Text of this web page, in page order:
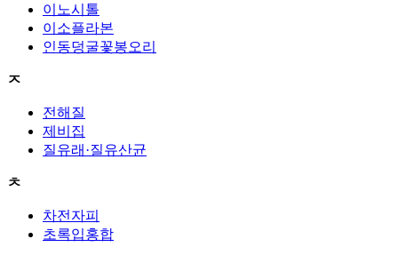
이노시톨
이소플라본
인동덩굴꽃봉오리
ㅈ
전해질
제비집
질유래·질유산균
ㅊ
차전자피
초록입홍합